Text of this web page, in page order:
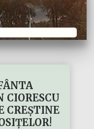
CIORESCU
CREȘTINE